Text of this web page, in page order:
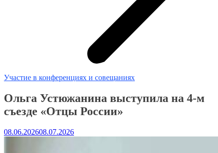
Участие в конференциях и совещаниях
Ольга Устюжанина выступила на 4-м
съезде «Отцы России»
08.06.202608.07.2026